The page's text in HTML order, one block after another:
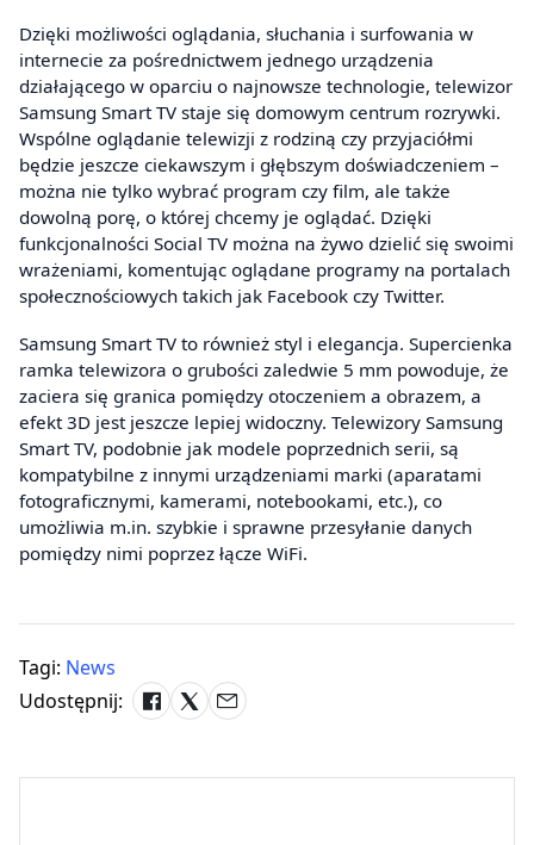
Dzięki możliwości oglądania, słuchania i surfowania w
internecie za pośrednictwem jednego urządzenia
działającego w oparciu o najnowsze technologie, telewizor
Samsung Smart TV staje się domowym centrum rozrywki.
Wspólne oglądanie telewizji z rodziną czy przyjaciółmi
będzie jeszcze ciekawszym i głębszym doświadczeniem –
można nie tylko wybrać program czy film, ale także
dowolną porę, o której chcemy je oglądać. Dzięki
funkcjonalności Social TV można na żywo dzielić się swoimi
wrażeniami, komentując oglądane programy na portalach
społecznościowych takich jak Facebook czy Twitter.
Samsung Smart TV to również styl i elegancja. Supercienka
ramka telewizora o grubości zaledwie 5 mm powoduje, że
zaciera się granica pomiędzy otoczeniem a obrazem, a
efekt 3D jest jeszcze lepiej widoczny. Telewizory Samsung
Smart TV, podobnie jak modele poprzednich serii, są
kompatybilne z innymi urządzeniami marki (aparatami
fotograficznymi, kamerami, notebookami, etc.), co
umożliwia m.in. szybkie i sprawne przesyłanie danych
pomiędzy nimi poprzez łącze WiFi.
Tagi: News
Udostępnij: